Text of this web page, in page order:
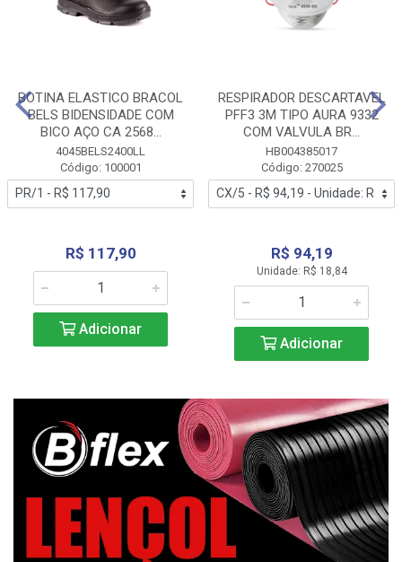
BOTINA ELASTICO BRACOL
BELS BIDENSIDADE COM
BICO AÇO CA 2568...
4045BELS2400LL
Código: 100001
R$ 117,90
Adicionar
RESPIRADOR DESCARTAVEL
PFF3 3M TIPO AURA 9332
COM VALVULA BR...
HB004385017
Código: 270025
R$ 94,19
Unidade: R$ 18,84
Adicionar